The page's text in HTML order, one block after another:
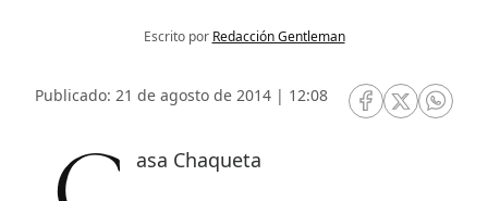
Escrito por Redacción Gentleman
Publicado: 21 de agosto de 2014 | 12:08
RRSS Facebook
RRSSRRSS
Casa Chaqueta